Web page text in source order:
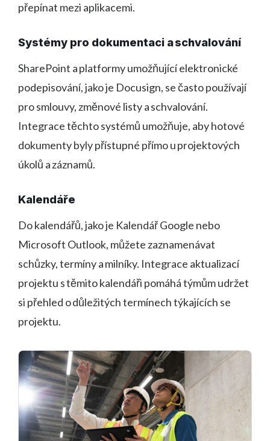
přepínat mezi aplikacemi.
Systémy pro dokumentaci a schvalování
SharePoint a platformy umožňující elektronické
podepisování, jako je Docusign, se často používají
pro smlouvy, změnové listy a schvalování.
Integrace těchto systémů umožňuje, aby hotové
dokumenty byly přístupné přímo u projektových
úkolů a záznamů.
Kalendáře
Do kalendářů, jako je Kalendář Google nebo
Microsoft Outlook, můžete zaznamenávat
schůzky, termíny a milníky. Integrace aktualizací
projektu s těmito kalendáři pomáhá týmům udržet
si přehled o důležitých termínech týkajících se
projektu.